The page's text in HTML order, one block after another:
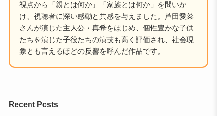
視点から「親とは何か」「家族とは何か」を問いか
け、視聴者に深い感動と共感を与えました。芦田愛菜
さんが演じた主人公・真希をはじめ、個性豊かな子供
たちを演じた子役たちの演技も高く評価され、社会現
象とも言えるほどの反響を呼んだ作品です。
Recent Posts